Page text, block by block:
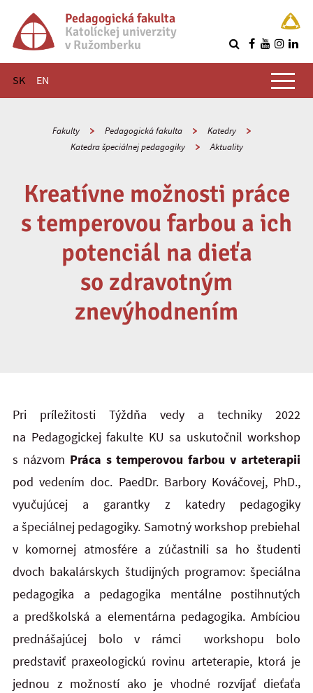
Pedagogická fakulta
Katolíckej univerzity
v Ružomberku
SK EN
Hlavné menu
Fakulty Pedagogická fakulta
Katedry
Katedra špeciálnej pedagogiky
Aktuality
Kreatívne možnosti práce
s temperovou farbou a ich
potenciál na dieťa
so zdravotným
znevýhodnením
Pri príležitosti Týždňa vedy a techniky 2022
na Pedagogickej fakulte KU sa uskutočnil workshop
s názvom Práca s temperovou farbou v arteterapii
pod vedením doc. PaedDr. Barbory Kováčovej, PhD.,
vyučujúcej a garantky z katedry pedagogiky
a špeciálnej pedagogiky. Samotný workshop prebiehal
v komornej atmosfére a zúčastnili sa ho študenti
dvoch bakalárskych študijných programov: špeciálna
pedagogika a pedagogika mentálne postihnutých
a predškolská a elementárna pedagogika. Ambíciou
prednášajúcej bolo v rámci workshopu bolo
predstaviť praxeologickú rovinu arteterapie, ktorá je
jednou z možností ako je vhodné rozvíjať dieťaťa